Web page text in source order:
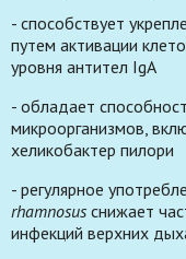
- способствует
путем активации
уровня антител IgA
- обладает
микроорганизмов,
хеликобактер пилори
- регулярное
rhamnosus снижает
инфекций верхних